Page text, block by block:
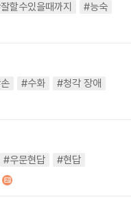
할수있을때까지 #능숙
#수화 #청각 장애
#우문현답 #현답